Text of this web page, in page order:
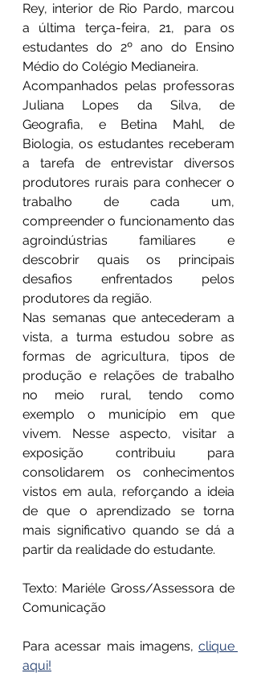
Rey, interior de Rio Pardo, marcou
a última terça-feira, 21, para os
estudantes do 2º ano do Ensino
Médio do Colégio Medianeira.
Acompanhados pelas professoras
Juliana Lopes da Silva, de
Geografia, e Betina Mahl, de
Biologia, os estudantes receberam
a tarefa de entrevistar diversos
produtores rurais para conhecer o
trabalho de cada um,
compreender o funcionamento das
agroindústrias familiares e
descobrir quais os principais
desafios enfrentados pelos
produtores da região.
Nas semanas que antecederam a
vista, a turma estudou sobre as
formas de agricultura, tipos de
produção e relações de trabalho
no meio rural, tendo como
exemplo o município em que
vivem. Nesse aspecto, visitar a
exposição contribuiu para
consolidarem os conhecimentos
vistos em aula, reforçando a ideia
de que o aprendizado se torna
mais significativo quando se dá a
partir da realidade do estudante.
Texto: Mariéle Gross/Assessora de
Comunicação
Para acessar mais imagens, clique
aqui!